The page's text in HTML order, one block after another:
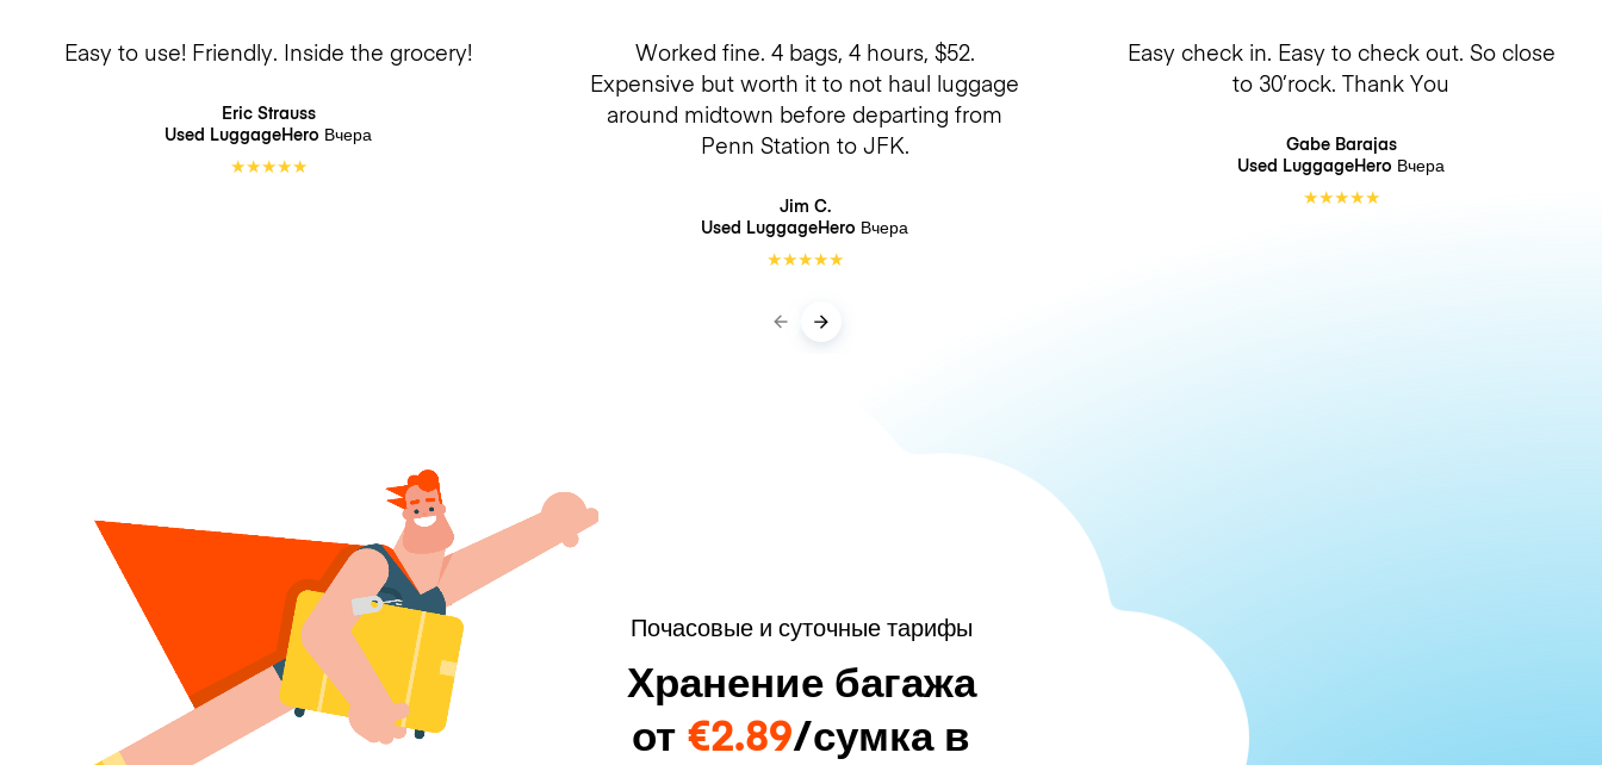
Easy to use! Friendly. Inside the grocery!
Eric Strauss
Used LuggageHero Вчера
★★★★★
Worked fine. 4 bags, 4 hours, $52.
Expensive but worth it to not haul luggage
around midtown before departing from
Penn Station to JFK.
Jim C.
Used LuggageHero Вчера
★★★★★
Easy check in. Easy to check out. So close
to 30’rock. Thank You
Gabe Barajas
Used LuggageHero Вчера
★★★★★
Почасовые и суточные тарифы
Хранение багажа
от €2.89/сумка в